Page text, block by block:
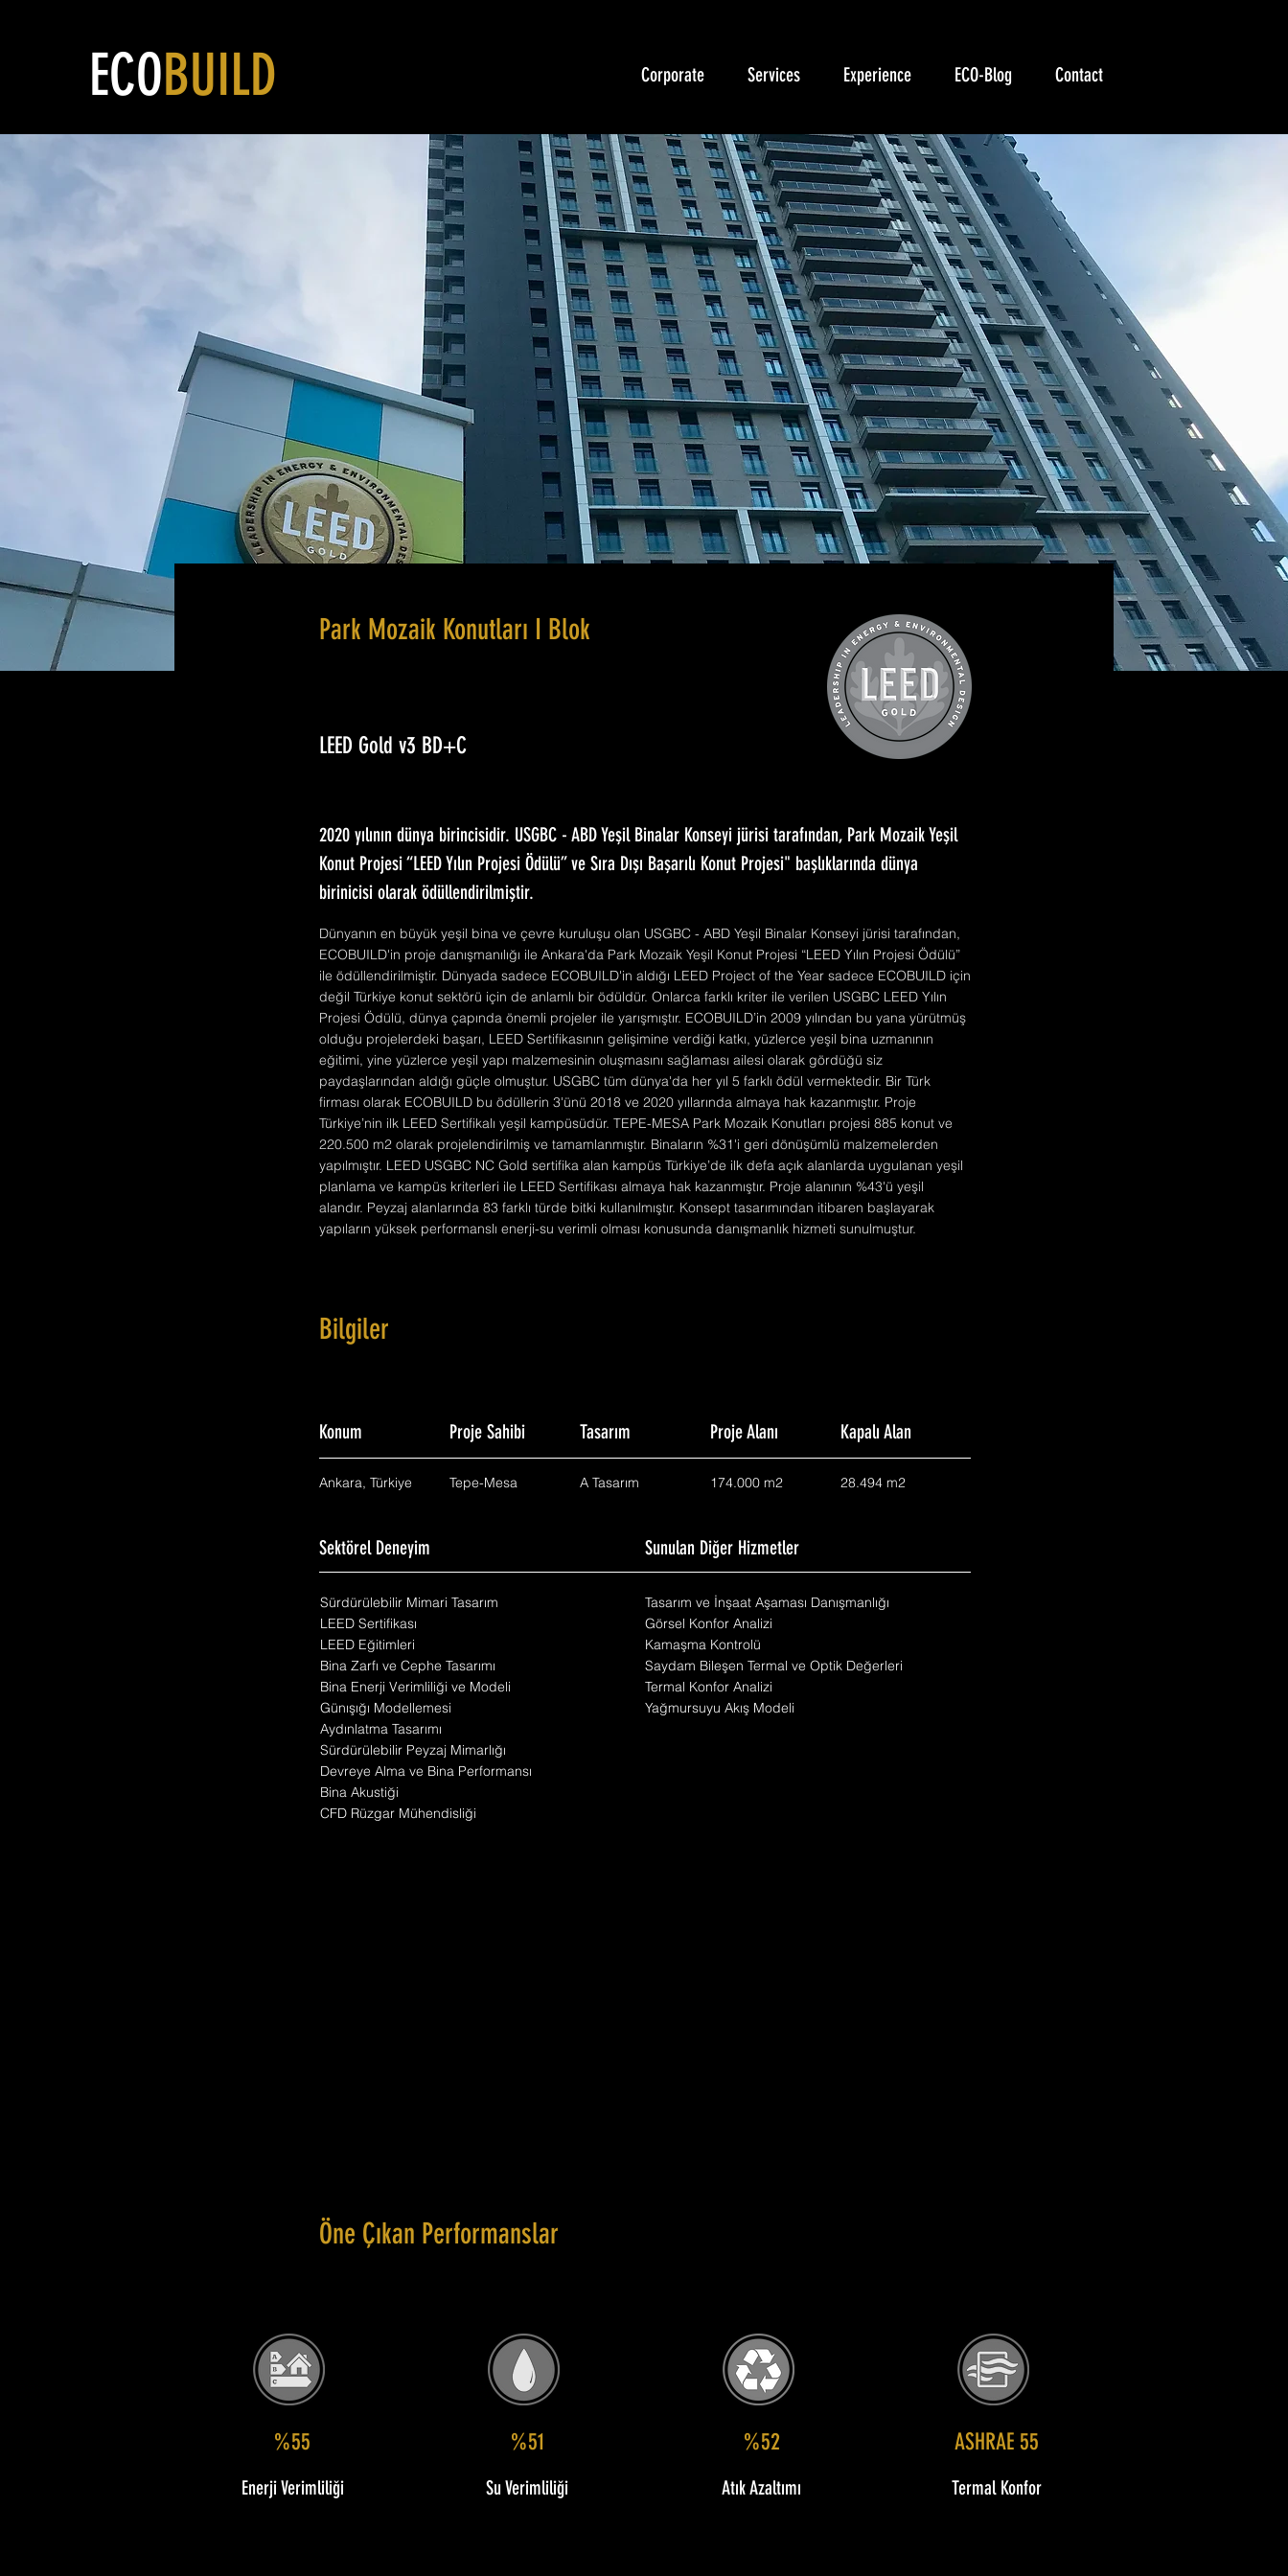
ECOBUILD Corporate Services Experience ECO-Blog Contact
Park Mozaik Konutları I Blok
LEED Gold v3 BD+C
2020 yılının dünya birincisidir. USGBC - ABD Yeşil Binalar Konseyi jürisi tarafından, Park Mozaik Yeşil
Konut Projesi “LEED Yılın Projesi Ödülü” ve Sıra Dışı Başarılı Konut Projesi" başlıklarında dünya
birinicisi olarak ödüllendirilmiştir.
Dünyanın en büyük yeşil bina ve çevre kuruluşu olan USGBC - ABD Yeşil Binalar Konseyi jürisi tarafından,
ECOBUILD'in proje danışmanılığı ile Ankara'da Park Mozaik Yeşil Konut Projesi “LEED Yılın Projesi Ödülü”
ile ödüllendirilmiştir. Dünyada sadece ECOBUILD'in aldığı LEED Project of the Year sadece ECOBUILD için
değil Türkiye konut sektörü için de anlamlı bir ödüldür. Onlarca farklı kriter ile verilen USGBC LEED Yılın
Projesi Ödülü, dünya çapında önemli projeler ile yarışmıştır. ECOBUILD’in 2009 yılından bu yana yürütmüş
olduğu projelerdeki başarı, LEED Sertifikasının gelişimine verdiği katkı, yüzlerce yeşil bina uzmanının
eğitimi, yine yüzlerce yeşil yapı malzemesinin oluşmasını sağlaması ailesi olarak gördüğü siz
paydaşlarından aldığı güçle olmuştur. USGBC tüm dünya'da her yıl 5 farklı ödül vermektedir. Bir Türk
firması olarak ECOBUILD bu ödüllerin 3'ünü 2018 ve 2020 yıllarında almaya hak kazanmıştır. Proje
Türkiye’nin ilk LEED Sertifikalı yeşil kampüsüdür. TEPE-MESA Park Mozaik Konutları projesi 885 konut ve
220.500 m2 olarak projelendirilmiş ve tamamlanmıştır. Binaların %31'i geri dönüşümlü malzemelerden
yapılmıştır. LEED USGBC NC Gold sertifika alan kampüs Türkiye’de ilk defa açık alanlarda uygulanan yeşil
planlama ve kampüs kriterleri ile LEED Sertifikası almaya hak kazanmıştır. Proje alanının %43'ü yeşil
alandır. Peyzaj alanlarında 83 farklı türde bitki kullanılmıştır. Konsept tasarımından itibaren başlayarak
yapıların yüksek performanslı enerji-su verimli olması konusunda danışmanlık hizmeti sunulmuştur.
Bilgiler
Konum Proje Sahibi Tasarım Proje Alanı Kapalı Alan
Ankara, Türkiye Tepe-Mesa A Tasarım 174.000 m2 28.494 m2
Sektörel Deneyim Sunulan Diğer Hizmetler
Sürdürülebilir Mimari Tasarım
LEED Sertifikası
LEED Eğitimleri
Bina Zarfı ve Cephe Tasarımı
Bina Enerji Verimliliği ve Modeli
Günışığı Modellemesi
Aydınlatma Tasarımı
Sürdürülebilir Peyzaj Mimarlığı
Devreye Alma ve Bina Performansı
Bina Akustiği
CFD Rüzgar Mühendisliği
Tasarım ve İnşaat Aşaması Danışmanlığı
Görsel Konfor Analizi
Kamaşma Kontrolü
Saydam Bileşen Termal ve Optik Değerleri
Termal Konfor Analizi
Yağmursuyu Akış Modeli
Öne Çıkan Performanslar
%55
Enerji Verimliliği
%51
Su Verimliliği
%52
Atık Azaltımı
ASHRAE 55
Termal Konfor